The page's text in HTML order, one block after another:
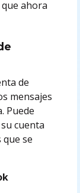
ahora
de
mensajes
Puede
cuenta
se